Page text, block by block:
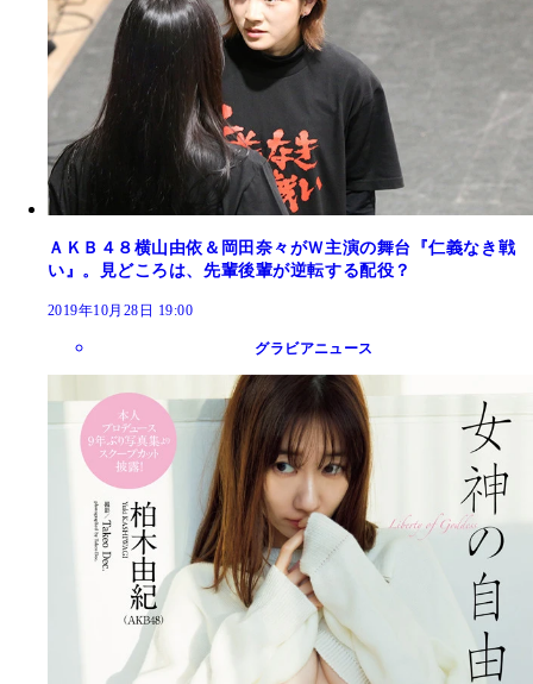
ＡＫＢ４８横山由依＆岡田奈々がＷ主演の舞台『仁義なき戦
い』。見どころは、先輩後輩が逆転する配役？
2019年10月28日 19:00
グラビアニュース